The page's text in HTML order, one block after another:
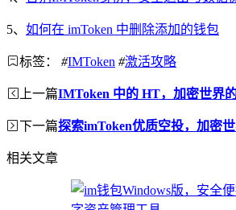
5、 如何在 imToken 中删除添加的钱包
标签： #IMToken #激活攻略
上一篇IMToken 中的 HT，加密世界
下一篇探索imToken优质空投，加密
相关文章